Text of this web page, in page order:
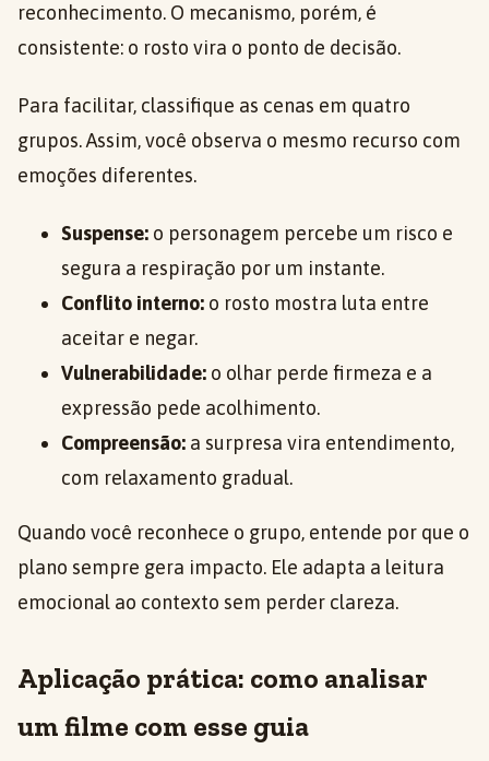
reconhecimento. O mecanismo, porém, é
consistente: o rosto vira o ponto de decisão.
Para facilitar, classifique as cenas em quatro
grupos. Assim, você observa o mesmo recurso com
emoções diferentes.
Suspense: o personagem percebe um risco e
segura a respiração por um instante.
Conflito interno: o rosto mostra luta entre
aceitar e negar.
Vulnerabilidade: o olhar perde firmeza e a
expressão pede acolhimento.
Compreensão: a surpresa vira entendimento,
com relaxamento gradual.
Quando você reconhece o grupo, entende por que o
plano sempre gera impacto. Ele adapta a leitura
emocional ao contexto sem perder clareza.
Aplicação prática: como analisar
um filme com esse guia